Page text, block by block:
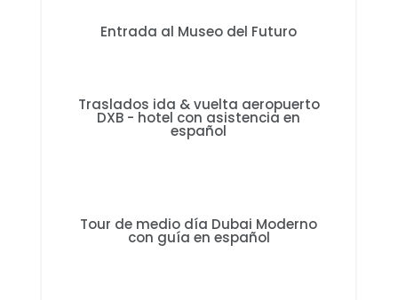
Entrada al Museo del Futuro
Traslados ida & vuelta aeropuerto
DXB - hotel con asistencia en
español
Tour de medio día Dubai Moderno
con guía en español